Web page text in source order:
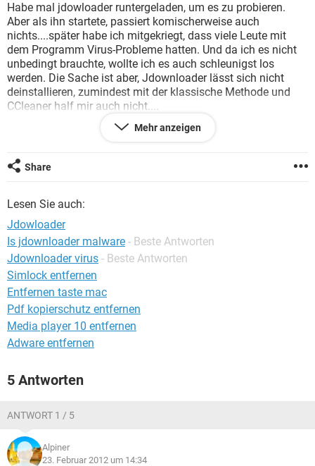
FACEBOOK HARDWARE
WINDOWS 10 INSTAGRAM
WHATSAPP TIKTOK
FACEBOOK HARDWARE
Habe mal jdowloader runtergeladen, um es zu probieren.
Aber als ihn startete, passiert komischerweise auch
nichts....später habe ich mitgekriegt, dass viele Leute mit
dem Programm Virus-Probleme hatten. Und da ich es nicht
unbedingt brauchte, wollte ich es auch schleunigst los
werden. Die Sache ist aber, Jdownloader lässt sich nicht
deinstallieren, zumindest mit der klassische Methode und
CCleaner half mir auch nicht....
So liebe Community, kenn einer von Euch einen sicheren
Tipp, womit ich das Programm aus dem Fenster werfen
Danke euch
Mehr anzeigen
Share
Lesen Sie auch:
Jdowloader
Is jdownloader malware - Beste Antworten
Jdownloader virus - Beste Antworten
Simlock entfernen
Entfernen taste mac
Pdf kopierschutz entfernen
Media player 10 entfernen
Adware entfernen
5 Antworten
ANTWORT 1 / 5
Alpiner
23. Februar 2012 um 14:34